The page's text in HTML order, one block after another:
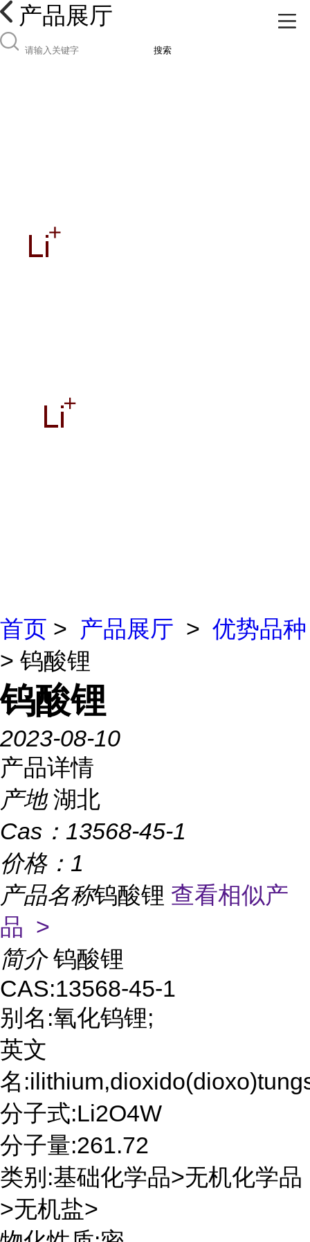
产品展厅
搜索
首页 > 产品展厅 > 优势品种
> 钨酸锂
钨酸锂
2023-08-10
产品详情
产地 湖北
Cas： 13568-45-1
价格： 1
产品名称钨酸锂 查看相似产
品 >
简介 钨酸锂
CAS:13568-45-1
别名:氧化钨锂;
英文
名
分子式:Li2O4W
分子量:261.72
类别:基础化学品>无机化学品
>无机盐>